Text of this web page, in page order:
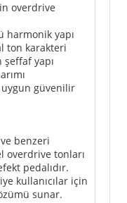
overdrive
harmonik yapı
ton karakteri
yapı
uygun güvenilir
benzeri
overdrive tonları
pedalıdır.
kullanıcılar için
sunar.